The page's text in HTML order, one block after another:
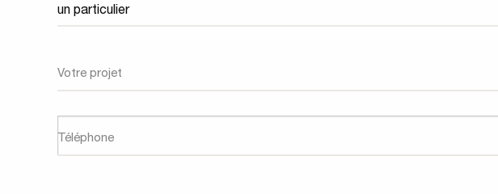
Votre projet
Téléphone